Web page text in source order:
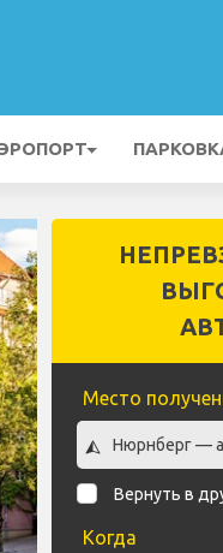
Место
Вернуть в
Когда